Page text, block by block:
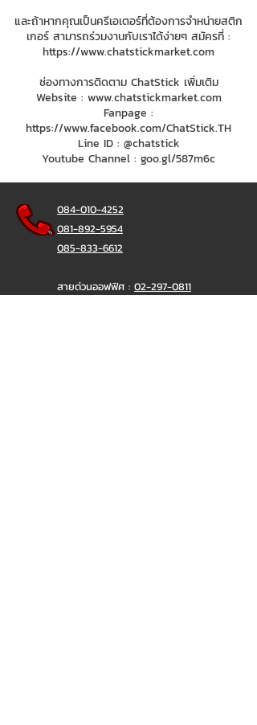
และถ้าหากคุณเป็นครีเอเตอร์ที่ต้องการจำหน่ายสติก
เกอร์ สามารถร่วมงานกับเราได้ง่ายๆ สมัครที่ :
https://www.chatstickmarket.com
ช่องทางการติดตาม ChatStick เพิ่มเติม
Website : www.chatstickmarket.com
Fanpage :
https://www.facebook.com/ChatStick.TH
Line ID : @chatstick
Youtube Channel : goo.gl/587m6c
084-010-4252
081-892-5954
085-833-6612
สายด่วนออฟฟิศ : 02-297-0811